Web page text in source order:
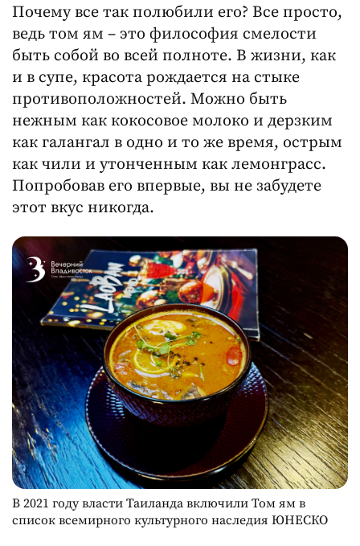
Почему все так полюбили его? Все просто,
ведь том ям – это философия смелости
быть собой во всей полноте. В жизни, как
и в супе, красота рождается на стыке
противоположностей. Можно быть
нежным как кокосовое молоко и дерзким
как галангал в одно и то же время, острым
как чили и утонченным как лемонграсс.
Попробовав его впервые, вы не забудете
этот вкус никогда.
В 2021 году власти Таиланда включили Том ям в
список всемирного культурного наследия ЮНЕСКО